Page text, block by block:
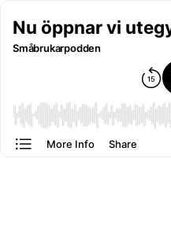
Nu öppnar vi
Småbrukarpodden
More Info Share